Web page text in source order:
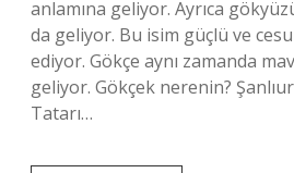
anlamına geliyor. Ayrıca
da geliyor. Bu isim güçlü ve
ediyor. Gökçe aynı zamanda
geliyor. Gökçek nerenin?
Tatarı…